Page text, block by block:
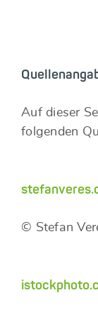
Auf dieser
folgenden
© Stefan